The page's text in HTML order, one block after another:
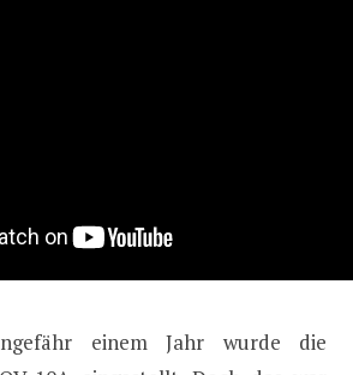
einem Jahr wurde die